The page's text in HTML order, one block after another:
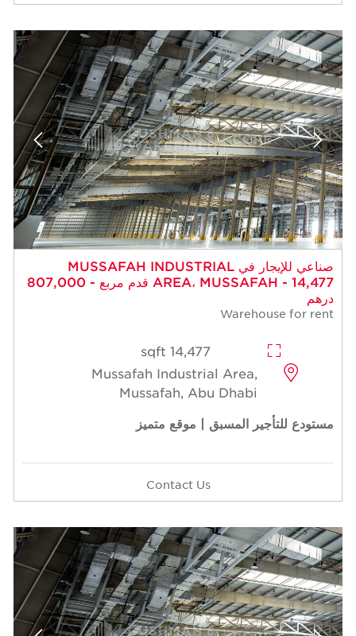
صناعي للإيجار في MUSSAFAH INDUSTRIAL
AREA، MUSSAFAH - 14,477 قدم مربع - 807,000
درهم
Warehouse for rent
14,477 sqft
Mussafah Industrial Area,
Mussafah, Abu Dhabi
مستودع للتأجير المسبق | موقع متميز
Contact Us